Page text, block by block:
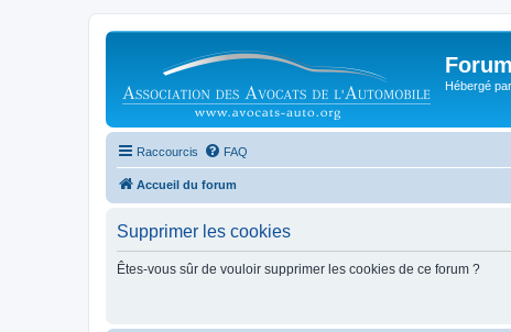
Hébergé
Raccourcis FAQ
Accueil du forum
Supprimer les cookies
Êtes-vous sûr de vouloir supprimer les cookies de ce forum ?